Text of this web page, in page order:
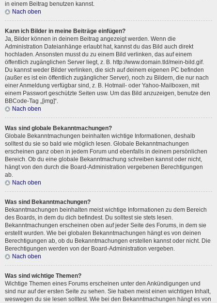
in einem Beitrag benutzen kannst.
Nach oben
Kann ich Bilder in meine Beiträge einfügen?
Ja, Bilder können in deinem Beitrag angezeigt werden. Wenn die
Administration Dateianhänge erlaubt hat, kannst du das Bild auch direkt
hochladen. Ansonsten musst du zu einem Bild verlinken, das auf einem
öffentlich zugänglichen Server liegt, z. B. http://www.domain.tld/mein-bild.gif.
Du kannst weder Bilder verlinken, die sich auf deinem eigenen PC befinden
(außer es ist ein öffentlich zugänglicher Server), noch zu Bildern, die nur nach
einer Anmeldung verfügbar sind, z. B. Hotmail- oder Yahoo-Mailboxen, mit
einem Passwort geschützte Seiten usw. Um das Bild anzuzeigen, benutze den
BBCode-Tag „[img]“.
Nach oben
Was sind globale Bekanntmachungen?
Globale Bekanntmachungen beinhalten wichtige Informationen, deshalb
solltest du sie so bald wie möglich lesen. Globale Bekanntmachungen
erscheinen ganz oben in jedem Forum und ebenfalls in deinem persönlichen
Bereich. Ob du eine globale Bekanntmachung schreiben kannst oder nicht,
hängt von den durch die Board-Administration vergebenen Berechtigungen
ab.
Nach oben
Was sind Bekanntmachungen?
Bekanntmachungen beinhalten meist wichtige Informationen zu dem Bereich
des Boards, in dem du dich befindest. Du solltest sie stets lesen.
Bekanntmachungen erscheinen oben auf jeder Seite des Forums, in dem sie
erstellt wurden. Wie bei globalen Bekanntmachungen hängt es von deinen
Berechtigungen ab, ob du Bekanntmachungen erstellen kannst oder nicht. Die
Berechtigungen werden von der Board-Administration vergeben.
Nach oben
Was sind wichtige Themen?
Wichtige Themen eines Forums erscheinen unter den Ankündigungen und
sind nur auf der ersten Seite zu sehen. Sie haben meist einen wichtigen Inhalt,
weswegen du sie lesen solltest. Wie bei den Bekanntmachungen hängt es von